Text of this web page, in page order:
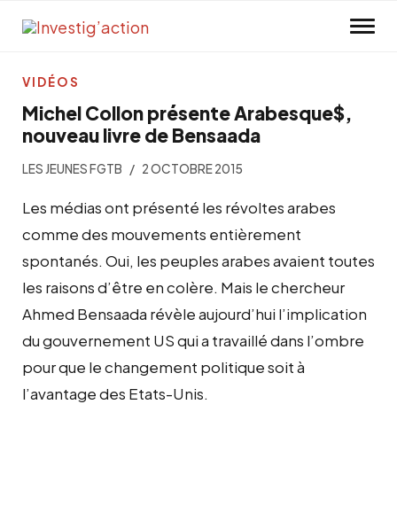
Michel Collon présente Arabesque$,
nouveau livre de Bensaada
LES JEUNES FGTB 2 OCTOBRE 2015
Les médias ont présenté les révoltes arabes
comme des mouvements entièrement
spontanés. Oui, les peuples arabes avaient toutes
les raisons d’être en colère. Mais le chercheur
Ahmed Bensaada révèle aujourd’hui l’implication
du gouvernement US qui a travaillé dans l’ombre
pour que le changement politique soit à
l’avantage des Etats-Unis.
VIDÉOS